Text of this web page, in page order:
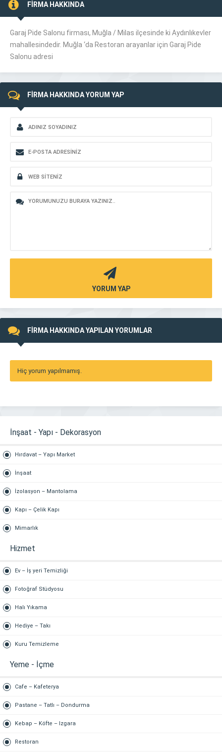
FİRMA HAKKINDA
Garaj Pide Salonu firması, Muğla / Milas ilçesinde ki Aydınlıkevler
mahallesindedir. Muğla ‘da Restoran arayanlar için Garaj Pide
Salonu adresi
FİRMA HAKKINDA YORUM YAP
YORUM YAP
FİRMA HAKKINDA YAPILAN YORUMLAR
Hiç yorum yapılmamış.
İnşaat - Yapı - Dekorasyon
Hırdavat – Yapı Market
İnşaat
İzolasyon – Mantolama
Kapı – Çelik Kapı
Mimarlık
Hizmet
Ev – İş yeri Temizliği
Fotoğraf Stüdyosu
Halı Yıkama
Hediye – Takı
Kuru Temizleme
Yeme - İçme
Cafe – Kafeterya
Pastane – Tatlı – Dondurma
Kebap – Köfte – Izgara
Restoran